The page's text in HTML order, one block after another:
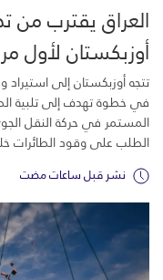
العراق يقترب من
أوزبكستان لأول
تتجه أوزبكستان إلى استيراد
في خطوة تهدف إلى تلبية
المستمر في حركة النقل
الطلب على وقود الطائرات
نشر قبل ساعات مضت